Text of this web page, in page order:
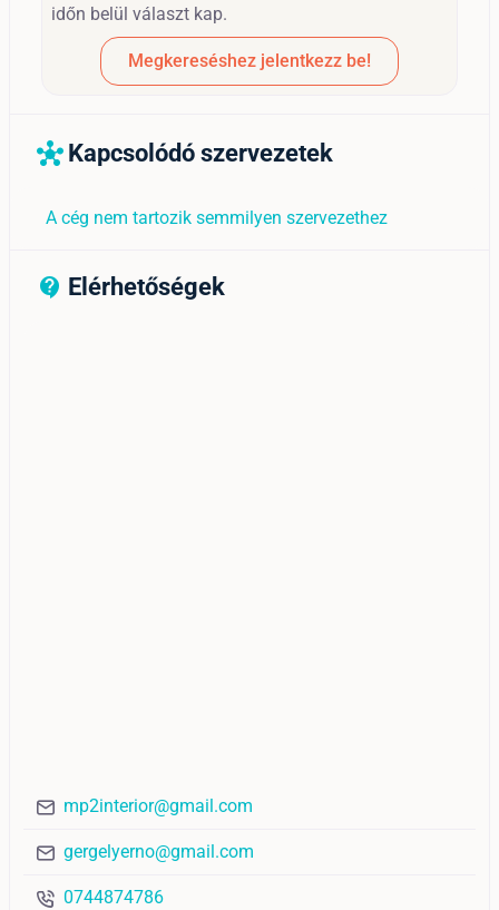
időn belül választ kap.
Megkereséshez jelentkezz be!
hub Kapcsolódó szervezetek
A cég nem tartozik semmilyen szervezethez
contact_support_outline
Elérhetőségek
mp2interior@gmail.com
gergelyerno@gmail.com
0744874786